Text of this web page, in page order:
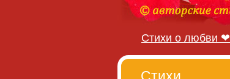
Стихи о любви ❤